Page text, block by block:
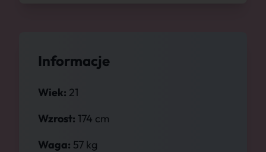
Informacje
Wiek: 21
Wzrost: 174 cm
Waga: 57 kg